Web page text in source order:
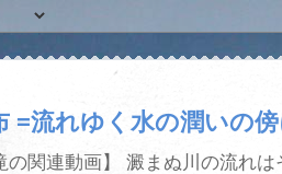
=流れゆく水の潤いの
の関連動画】 澱まぬ川の流れ